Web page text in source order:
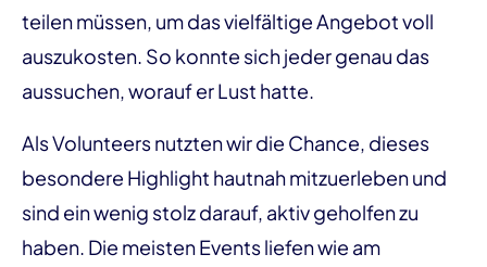
teilen müssen, um das vielfältige Angebot voll
auszukosten. So konnte sich jeder genau das
aussuchen, worauf er Lust hatte.
Als Volunteers nutzten wir die Chance, dieses
besondere Highlight hautnah mitzuerleben und
sind ein wenig stolz darauf, aktiv geholfen zu
haben. Die meisten Events liefen wie am